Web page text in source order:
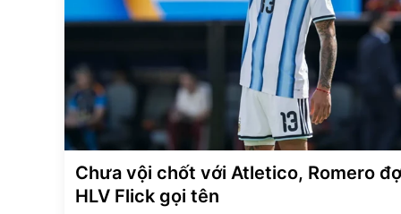
Chưa vội chốt với Atletico, Romero
HLV Flick gọi tên